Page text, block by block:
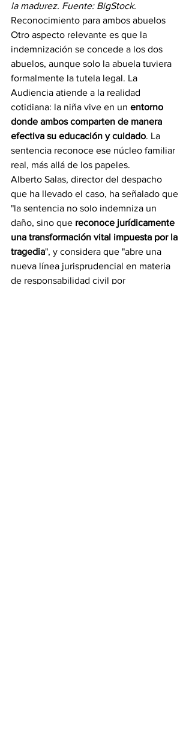
la madurez. Fuente: BigStock.
Reconocimiento para ambos abuelos
Otro aspecto relevante es que la
indemnización se concede a los dos
abuelos, aunque solo la abuela tuviera
formalmente la tutela legal. La
Audiencia atiende a la realidad
cotidiana: la niña vive en un entorno
donde ambos comparten de manera
efectiva su educación y cuidado. La
sentencia reconoce ese núcleo familiar
real, más allá de los papeles.
Alberto Salas, director del despacho
que ha llevado el caso, ha señalado que
"la sentencia no solo indemniza un
daño, sino que reconoce jurídicamente
una transformación vital impuesta por la
tragedia", y considera que "abre una
nueva línea jurisprudencial en materia
de responsabilidad civil por